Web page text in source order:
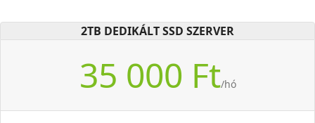
2TB DEDIKÁLT SSD SZERVER
35 000 Ft/hó